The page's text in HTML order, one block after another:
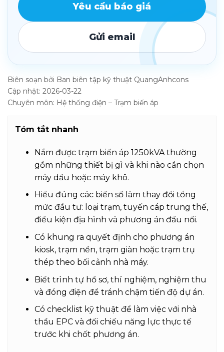
Yêu cầu báo giá
Gửi email
Biên soạn bởi Ban biên tập kỹ thuật QuangAnhcons
Cập nhật: 2026-03-22
Chuyên môn: Hệ thống điện – Trạm biến áp
Tóm tắt nhanh
Nắm được trạm biến áp 1250kVA thường
gồm những thiết bị gì và khi nào cần chọn
máy dầu hoặc máy khô.
Hiểu đúng các biến số làm thay đổi tổng
mức đầu tư: loại trạm, tuyến cáp trung thế,
điều kiện địa hình và phương án đấu nối.
Có khung ra quyết định cho phương án
kiosk, trạm nền, trạm giàn hoặc trạm trụ
thép theo bối cảnh nhà máy.
Biết trình tự hồ sơ, thí nghiệm, nghiệm thu
và đóng điện để tránh chậm tiến độ dự án.
Có checklist kỹ thuật để làm việc với nhà
thầu EPC và đối chiếu năng lực thực tế
trước khi chốt phương án.